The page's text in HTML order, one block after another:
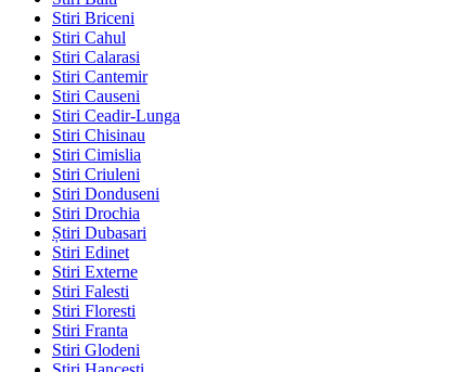
Stiri Briceni
Stiri Cahul
Stiri Calarasi
Stiri Cantemir
Stiri Causeni
Stiri Ceadir-Lunga
Stiri Chisinau
Stiri Cimislia
Stiri Criuleni
Stiri Donduseni
Stiri Drochia
Știri Dubasari
Stiri Edinet
Stiri Externe
Stiri Falesti
Stiri Floresti
Stiri Franta
Stiri Glodeni